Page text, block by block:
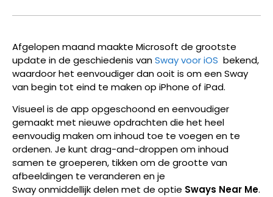
Afgelopen maand maakte Microsoft de grootste
update in de geschiedenis vanSway voor iOS bekend,
waardoor het eenvoudiger dan ooit is om een Sway
van begin tot eind te maken op iPhone of iPad.
Visueel is de app opgeschoond en eenvoudiger
gemaakt met nieuwe opdrachten die het heel
eenvoudig maken om inhoud toe te voegen en te
ordenen. Je kunt drag-and-droppen om inhoud
samen te groeperen, tikken om de grootte van
afbeeldingen te veranderen enje
Swayonmiddellijk delen met de optie Sways Near Me.